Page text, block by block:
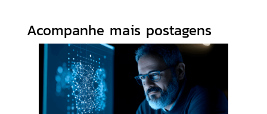
Acompanhe mais postagens